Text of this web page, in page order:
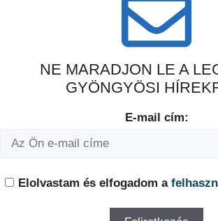
NE MARADJON LE A
GYÖNGYÖSI
E-mail cím:
Elolvastam és elfogadom a